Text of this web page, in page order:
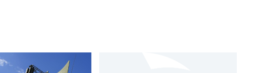
oslovit. Zde je velmi důležité zjistit a oslovit správnou osobu.
informace na tyto lidi však nebývají zejména u větších